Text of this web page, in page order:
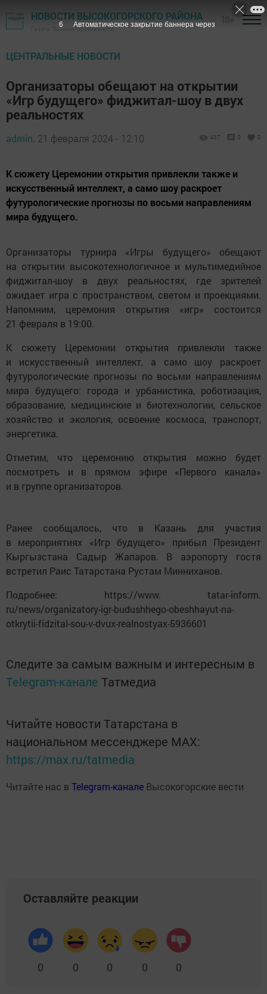
НОВОСТИ ВЫСОКОГОРСКОГО РАЙОНА
Газета "Высокогорские вести"
ЦЕНТРАЛЬНЫЕ НОВОСТИ
Организаторы обещают на открытии
«Игр будущего» фиджитал-шоу в двух
реальностях
admin, 21 февраля 2024 - 12:10 437 0 0
К сюжету Церемонии открытия привлекли также и
искусственный интеллект, а само шоу раскроет
футурологические прогнозы по восьми направлениям
мира будущего.
Организаторы турнира «Игры будущего» обещают
на открытии высокотехнологичное и мультимедийное
фиджитал-шоу в двух реальностях, где зрителей
ожидает игра с пространством, светом и проекциями.
Напомним, церемония открытия «игр» состоится
21 февраля в 19:00.
К сюжету Церемонии открытия привлекли также
и искусственный интеллект, а само шоу раскроет
футурологические прогнозы по восьми направлениям
мира будущего: города и урбанистика, роботизация,
образование, медицинские и биотехнологии, сельское
хозяйство и экология, освоение космоса, транспорт,
энергетика.
Отметим, что церемонию открытия можно будет
посмотреть и в прямом эфире «Первого канала»
и в группе организаторов.
Ранее сообщалось, что в Казань для участия
в мероприятиях «Игр будущего» прибыл Президент
Кыргызстана Садыр Жапаров. В аэропорту гостя
встретил Раис Татарстана Рустам Минниханов.
Подробнее: https://www. tatar-inform.
ru/news/organizatory-igr-budushhego-obeshhayut-na-
otkrytii-fidzital-sou-v-dvux-realnostyax-5936601
Следите за самым важным и интересным в
Telegram-канале Татмедиа
Читайте новости Татарстана в
национальном мессенджере MАХ:
https://max.ru/tatmedia
Читайте нас в Telegram-канале Высокогорские вести
Оставляйте реакции
0 0 0 0 0
5 Автоматическое закрытие баннера через